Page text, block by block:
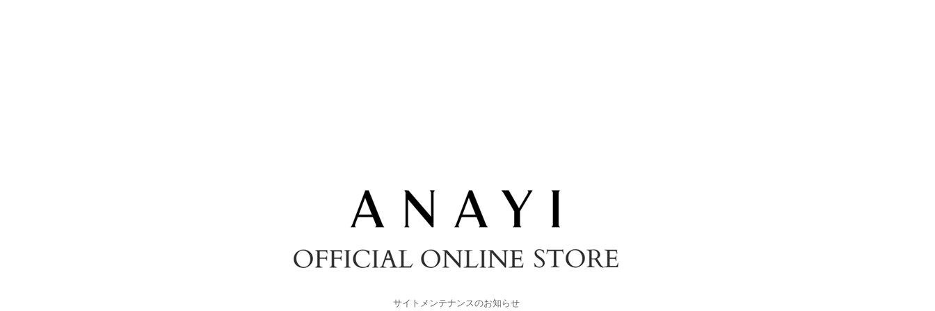
サイトメンテナンスのお知らせ